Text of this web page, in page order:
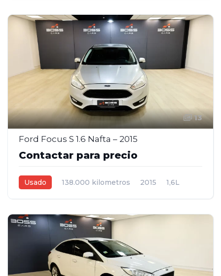
13
Ford Focus S 1.6 Nafta – 2015
Contactar para precio
Usado 138.000 kilometros 2015
1,6L